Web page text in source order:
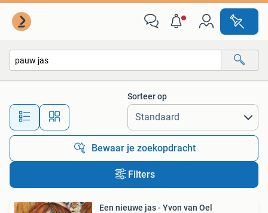
Alle afstanden…
Sorteer op
Bewaar je zoekopdracht
Filters
Een nieuwe jas - Yvon van Oel